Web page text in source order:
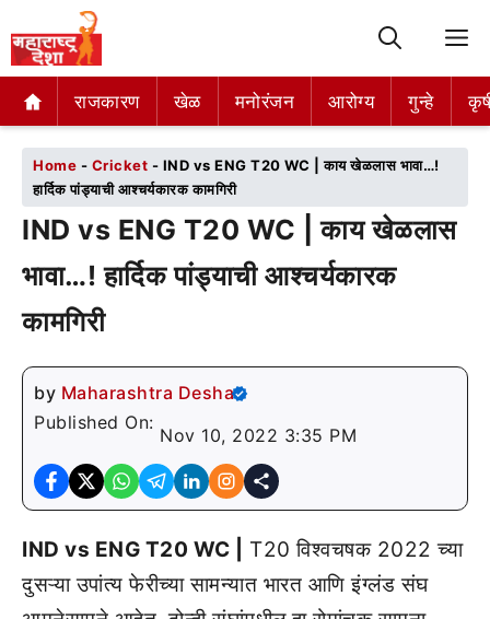
राजकारण खेळ मनोरंजन आरोग्य गुन्हे
राजकारण खेळ मनोरंजन आरोग्य गुन्हे
Home - Cricket - IND vs ENG T20 WC | काय खेळलास भावा…!
हार्दिक पांड्याची आश्चर्यकारक कामगिरी
IND vs ENG T20 WC | काय खेळलास
भावा…! हार्दिक पांड्याची आश्चर्यकारक
कामगिरी
by Maharashtra Desha
Published On:
Nov 10, 2022 3:35 PM
IND vs ENG T20 WC |
T20 विश्वचषक 2022 च्या
दुसऱ्या उपांत्य फेरीच्या सामन्यात भारत आणि इंग्लंड संघ